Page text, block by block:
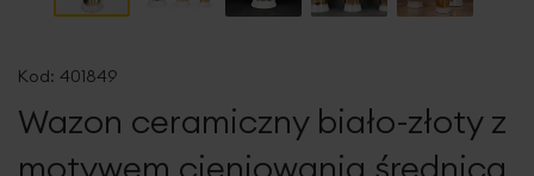
początek
galerii
Kod: 401849
Wazon ceramiczny biało-złoty z